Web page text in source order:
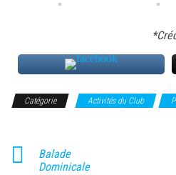
Catégorie Activités du Club
Balade
Dominicale